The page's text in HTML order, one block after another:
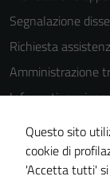
Segnalazione
Richiesta
Amministrazione
Informativa
Cookie Policy
Note legali
Dichiarazione di
Questo sito
cookie di
'Accetta tutti'